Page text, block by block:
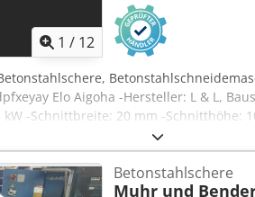
1 / 12
Elo Aigoha -Hersteller: L & L,
-Schnittbreite: 20 mm -Schnitthöhe:
Betonstahlschere
Muhr und